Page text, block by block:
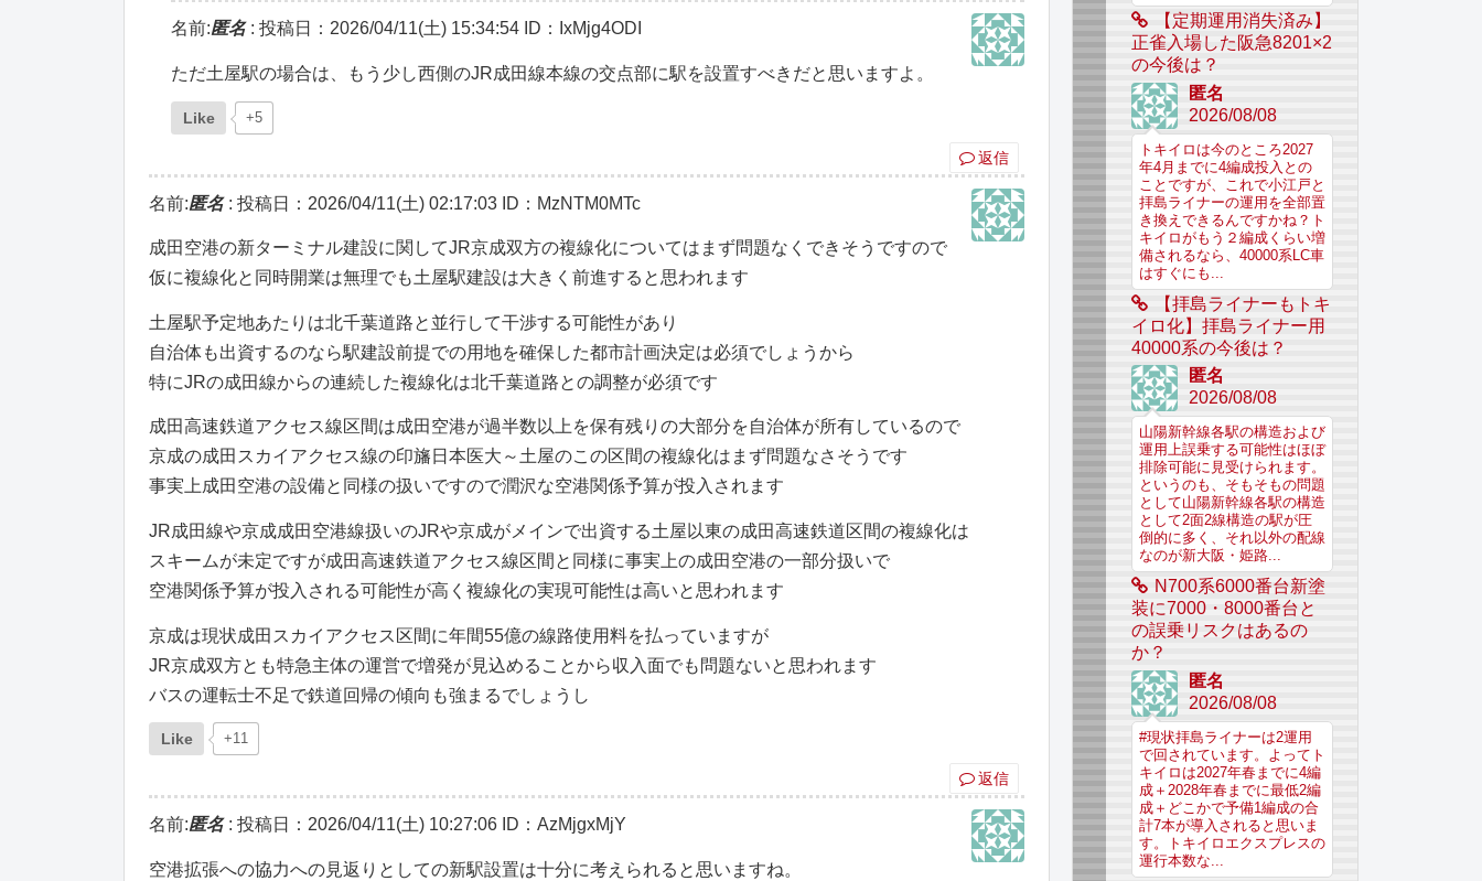
名前:匿名: 投稿日：2026/04/11(土) 15:34:54 ID：IxMjg4ODI
ただ土屋駅の場合は、もう少し西側のJR成田線本線の交点部に駅を設置すべきだと思いますよ。
Like +5
返信
名前:匿名: 投稿日：2026/04/11(土) 02:17:03 ID：MzNTM0MTc
成田空港の新ターミナル建設に関してJR京成双方の複線化についてはまず問題なくできそうですので
仮に複線化と同時開業は無理でも土屋駅建設は大きく前進すると思われます
土屋駅予定地あたりは北千葉道路と並行して干渉する可能性があり
自治体も出資するのなら駅建設前提での用地を確保した都市計画決定は必須でしょうから
特にJRの成田線からの連続した複線化は北千葉道路との調整が必須です
成田高速鉄道アクセス線区間は成田空港が過半数以上を保有残りの大部分を自治体が所有しているので
京成の成田スカイアクセス線の印旛日本医大～土屋のこの区間の複線化はまず問題なさそうです
事実上成田空港の設備と同様の扱いですので潤沢な空港関係予算が投入されます
JR成田線や京成成田空港線扱いのJRや京成がメインで出資する土屋以東の成田高速鉄道区間の複線化は
スキームが未定ですが成田高速鉄道アクセス線区間と同様に事実上の成田空港の一部分扱いで
空港関係予算が投入される可能性が高く複線化の実現可能性は高いと思われます
京成は現状成田スカイアクセス区間に年間55億の線路使用料を払っていますが
JR京成双方とも特急主体の運営で増発が見込めることから収入面でも問題ないと思われます
バスの運転士不足で鉄道回帰の傾向も強まるでしょうし
Like +11
返信
名前:匿名: 投稿日：2026/04/11(土) 10:27:06 ID：AzMjgxMjY
空港拡張への協力への見返りとしての新駅設置は十分に考えられると思いますね。
【定期運用消失済み】
正雀入場した阪急8201×2
の今後は？
匿名
2026/08/08
トキイロは今のところ2027
年4月までに4編成投入との
ことですが、これで小江戸と
拝島ライナーの運用を全部置
き換えできるんですかね？ト
キイロがもう２編成くらい増
備されるなら、40000系LC車
はすぐにも...
【拝島ライナーもトキ
イロ化】拝島ライナー用
40000系の今後は？
匿名
2026/08/08
山陽新幹線各駅の構造および
運用上誤乗する可能性はほぼ
排除可能に見受けられます。
というのも、そもそもの問題
として山陽新幹線各駅の構造
として2面2線構造の駅が圧
倒的に多く、それ以外の配線
なのが新大阪・姫路...
N700系6000番台新塗
装に7000・8000番台と
の誤乗リスクはあるの
か？
匿名
2026/08/08
#現状拝島ライナーは2運用
で回されています。よってト
キイロは2027年春までに4編
成＋2028年春までに最低2編
成＋どこかで予備1編成の合
計7本が導入されると思いま
す。トキイロエクスプレスの
運行本数な...